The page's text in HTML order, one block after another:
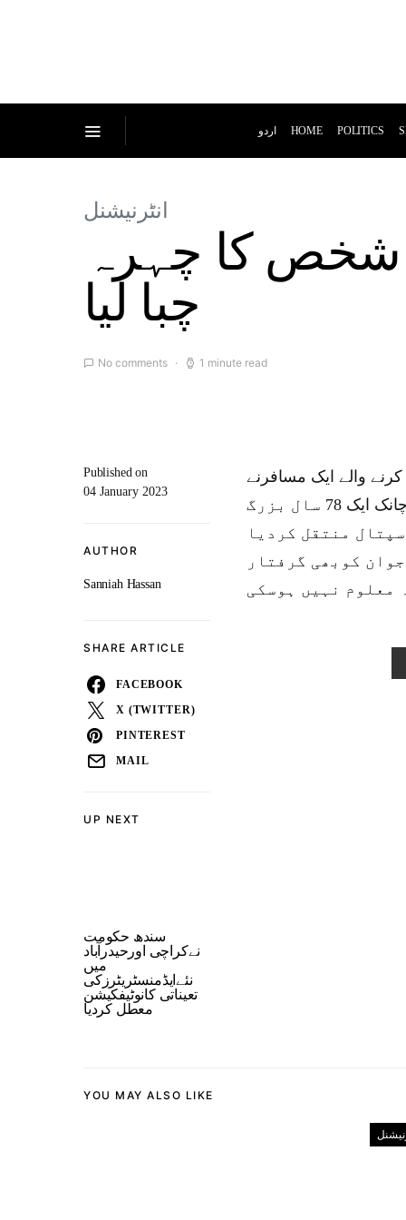
اردو HOME POLITICS
انٹرنیشنل
شخص کا چہرہ
چبا لیا
No comments 1 minute read
UP NEXT
سندھ حکومت
نےکراچی اورحیدرآباد
میں
نئےایڈمنسٹریٹرزکی
تعیناتی کانوٹیفکیشن
معطل کردیا
Published on
04 January 2023
AUTHOR
Sanniah Hassan
SHARE ARTICLE
FACEBOOK
X (TWITTER)
PINTEREST
MAIL
والے ایک مسافرنے
دوسرے مسافرکا چہرہ اور کان چبا ڈالا۔ 25 سالہ لڑکے نے اچانک ایک 78 سال بزرگ
منتقل کردیا
کوبھی گرفتار
معلوم نہیں ہوسکی
YOU MAY ALSO LIKE